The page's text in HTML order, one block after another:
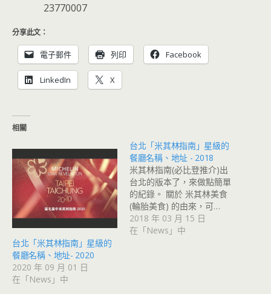
23770007
分享此文：
電子郵件 列印 Facebook
LinkedIn X
相關
台北「米其林指南」星級的
餐廳名稱、地址- 2020
2020 年 09 月 01 日
在「News」中
台北「米其林指南」星級的
餐廳名稱、地址 - 2018
米其林指南(必比登推介)出
台北的版本了，來做點簡單
的紀錄。 關於 米其林美食
(輪胎美食) 的由來，可…
2018 年 03 月 15 日
在「News」中